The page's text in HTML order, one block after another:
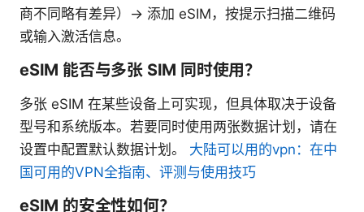
商不同略有差异）-> 添加 eSIM，按提示扫描二维码
或输入激活信息。
eSIM 能否与多张 SIM 同时使用？
多张 eSIM 在某些设备上可实现，但具体取决于设备
型号和系统版本。若要同时使用两张数据计划，请在
设置中配置默认数据计划。 大陆可以用的vpn：在中
国可用的VPN全指南、评测与使用技巧
eSIM 的安全性如何？